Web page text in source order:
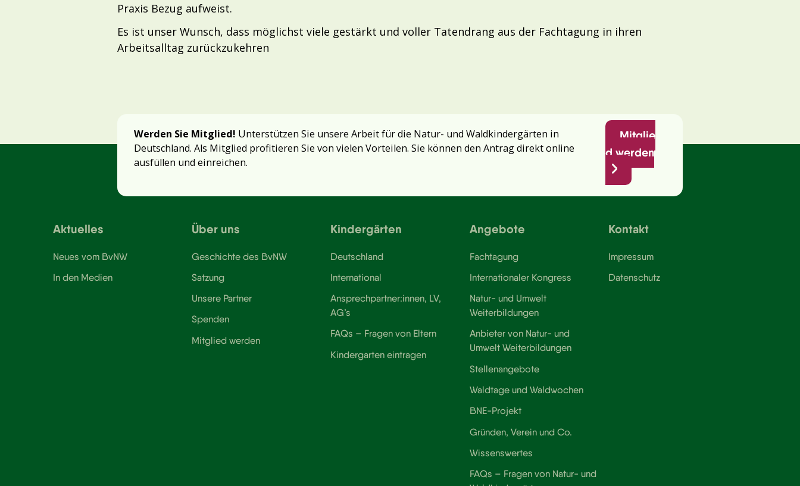
Praxis Bezug aufweist.
Es ist unser Wunsch, dass möglichst viele gestärkt und voller Tatendrang aus der Fachtagung in ihren
Arbeitsalltag zurückzukehren
Werden Sie Mitglied! Unterstützen Sie unsere Arbeit für die Natur- und Waldkindergärten in
Deutschland. Als Mitglied profitieren Sie von vielen Vorteilen. Sie können den Antrag direkt online
ausfüllen und einreichen.
Mitglie
d werden
Aktuelles
Neues vom BvNW
In den Medien
Über uns
Geschichte des BvNW
Satzung
Unsere Partner
Spenden
Mitglied werden
Kindergärten
Deutschland
International
Ansprechpartner:innen, LV,
AG’s
FAQs – Fragen von Eltern
Kindergarten eintragen
Angebote
Fachtagung
Internationaler Kongress
Natur- und Umwelt
Weiterbildungen
Anbieter von Natur- und
Umwelt Weiterbildungen
Stellenangebote
Waldtage und Waldwochen
BNE-Projekt
Gründen, Verein und Co.
Wissenswertes
FAQs – Fragen von Natur- und
Kontakt
Impressum
Datenschutz